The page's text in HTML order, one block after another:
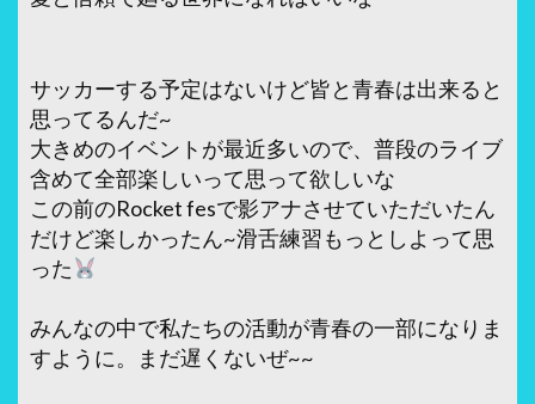
サッカーする予定はないけど皆と青春は出来ると
思ってるんだ~
大きめのイベントが最近多いので、普段のライブ
含めて全部楽しいって思って欲しいな
この前のRocket fesで影アナさせていただいたん
だけど楽しかったん~滑舌練習もっとしよって思
った
みんなの中で私たちの活動が青春の一部になりま
すように。まだ遅くないぜ~~